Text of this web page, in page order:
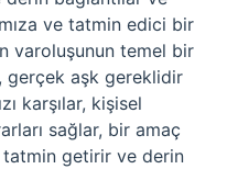
ve tatmin edici bir
varoluşunun temel bir
gerçek aşk gereklidir
karşılar, kişisel
sağlar, bir amaç
getirir ve derin